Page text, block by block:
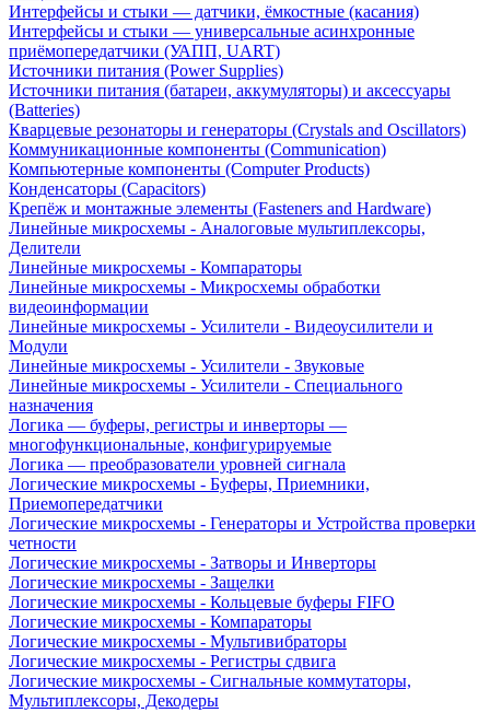
Интерфейсы и стыки — датчики, ёмкостные (касания)
Интерфейсы и стыки — универсальные асинхронные
приёмопередатчики (УАПП, UART)
Источники питания (Power Supplies)
Источники питания (батареи, аккумуляторы) и аксессуары
(Batteries)
Кварцевые резонаторы и генераторы (Crystals and Oscillators)
Коммуникационные компоненты (Communication)
Компьютерные компоненты (Computer Products)
Конденсаторы (Capacitors)
Крепёж и монтажные элементы (Fasteners and Hardware)
Линейные микросхемы - Аналоговые мультиплексоры,
Делители
Линейные микросхемы - Компараторы
Линейные микросхемы - Микросхемы обработки
видеоинформации
Линейные микросхемы - Усилители - Видеоусилители и
Модули
Линейные микросхемы - Усилители - Звуковые
Линейные микросхемы - Усилители - Специального
назначения
Логика — буферы, регистры и инверторы —
многофункциональные, конфигурируемые
Логика — преобразователи уровней сигнала
Логические микросхемы - Буферы, Приемники,
Приемопередатчики
Логические микросхемы - Генераторы и Устройства проверки
четности
Логические микросхемы - Затворы и Инверторы
Логические микросхемы - Защелки
Логические микросхемы - Кольцевые буферы FIFO
Логические микросхемы - Компараторы
Логические микросхемы - Мультивибраторы
Логические микросхемы - Регистры сдвига
Логические микросхемы - Сигнальные коммутаторы,
Мультиплексоры, Декодеры